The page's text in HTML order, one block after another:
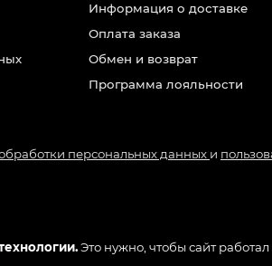
Это нужно, чтобы сайт
Информация о доставке
Оплата заказа
Обмен и возврат
Программа лояльности
персональных данных и